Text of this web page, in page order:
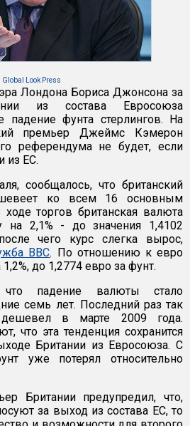
Global Look Press
Лондона Бориса Джонсона за
из состава Евросоюза
падение фунта стерлингов. На
премьер Джеймс Кэмерон
референдума не будет, если
из ЕС.
сообщалось, что британский
ко всем 16 основным
торгов британская валюта
на 2,1% - до значения 1,4102
чего курс слегка вырос,
BBC. По отношению к евро
до 1,2774 евро за фунт.
что падение валюты стало
семь лет. Последний раз так
дешевел в марте 2009 года.
что эта тенденция сохранится
Британии из Евросоюза. С
уже потерял относительно
Британии предупредил, что,
за выход из состава ЕС, то